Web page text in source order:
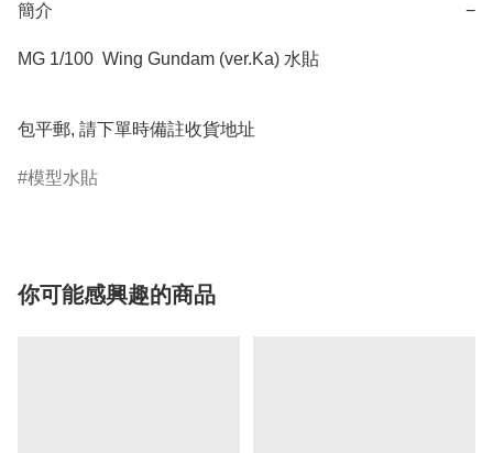
簡介 −
MG 1/100  Wing Gundam (ver.Ka) 水貼
包平郵, 請下單時備註收貨地址
模型水貼
你可能感興趣的商品